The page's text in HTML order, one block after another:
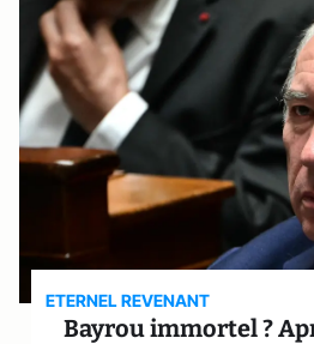
ETERNEL REVENANT
Bayrou immortel ?